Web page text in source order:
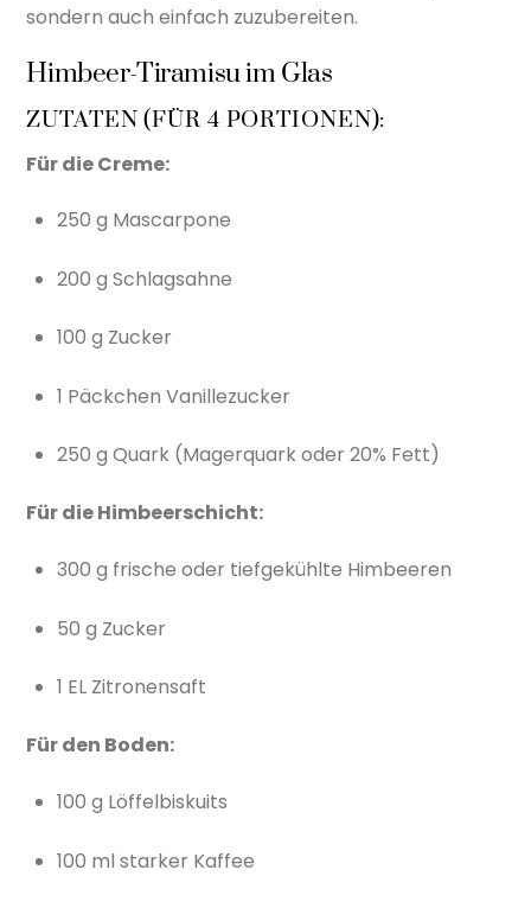
sondern auch einfach zuzubereiten.
Himbeer-Tiramisu im Glas
ZUTATEN (FÜR 4 PORTIONEN):
Für die Creme:
250 g Mascarpone
200 g Schlagsahne
100 g Zucker
1 Päckchen Vanillezucker
250 g Quark (Magerquark oder 20% Fett)
Für die Himbeerschicht:
300 g frische oder tiefgekühlte Himbeeren
50 g Zucker
1 EL Zitronensaft
Für den Boden:
100 g Löffelbiskuits
100 ml starker Kaffee